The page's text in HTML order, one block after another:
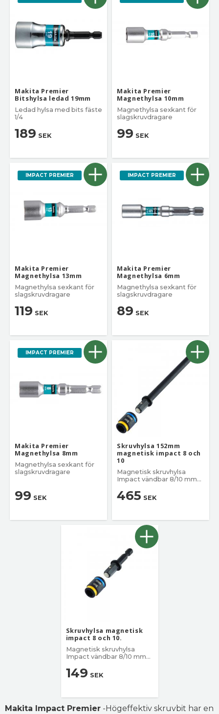
Makita Premier
Bitshylsa ledad 19mm
Ledad hylsa med bits fäste
1/4
189 SEK
Makita Premier
Magnethylsa 10mm
Magnethylsa sexkant för
slagskruvdragare
99 SEK
Makita Premier
Magnethylsa 13mm
Magnethylsa sexkant för
slagskruvdragare
119 SEK
IMPACT PREMIER
Makita Premier
Magnethylsa 6mm
Magnethylsa sexkant för
slagskruvdragare
89 SEK
IMPACT PREMIER
Makita Premier
Magnethylsa 8mm
Magnethylsa sexkant för
slagskruvdragare
99 SEK
IMPACT PREMIER
Skruvhylsa 152mm
magnetisk impact 8 och
10
Magnetisk skruvhylsa
Impact vändbar 8/10 mm
465 SEK
Skruvhylsa magnetisk
impact 8 och 10.
Magnetisk skruvhylsa
Impact vändbar 8/10 mm
149 SEK
Makita Impact Premier -Högeffektiv skruvbit har en